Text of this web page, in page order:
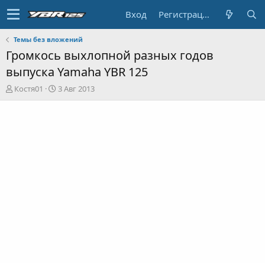
Вход Регистрация
Темы без вложений
Громкось выхлопной разных годов
выпуска Yamaha YBR 125
А
в
Костя01
Д
а
3 Авг 2013